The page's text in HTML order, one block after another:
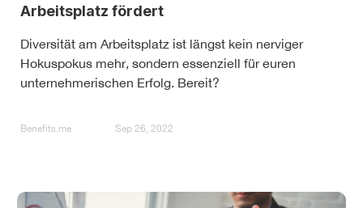
Arbeitsplatz fördert
Diversität am Arbeitsplatz ist längst kein nerviger
Hokuspokus mehr, sondern essenziell für euren
unternehmerischen Erfolg. Bereit?
Benefits.me Sep 26, 2022